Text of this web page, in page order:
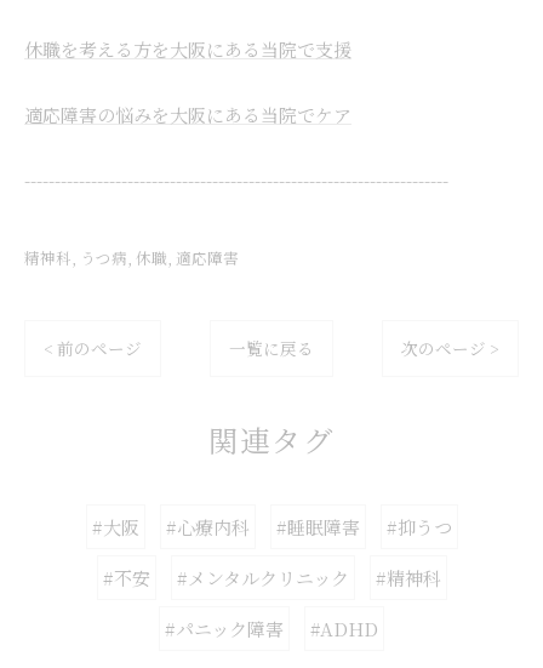
休職を考える方を大阪にある当院で支援
適応障害の悩みを大阪にある当院でケア
----------------------------------------------------------------------
精神科 うつ病 休職 適応障害
< 前のページ 一覧に戻る 次のページ >
関連タグ
#大阪 #心療内科 #睡眠障害
#抑うつ
#不安
#メンタルクリニック
#精神科
#パニック障害
#ADHD